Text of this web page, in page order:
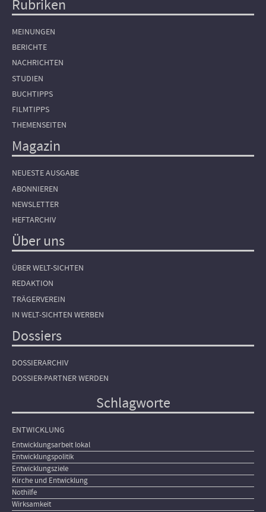
Hauptnavigation
Rubriken
MEINUNGEN
BERICHTE
NACHRICHTEN
STUDIEN
BUCHTIPPS
FILMTIPPS
THEMENSEITEN
Magazin
NEUESTE AUSGABE
ABONNIEREN
NEWSLETTER
HEFTARCHIV
Über uns
ÜBER WELT-SICHTEN
REDAKTION
TRÄGERVEREIN
IN WELT-SICHTEN WERBEN
Dossiers
DOSSIERARCHIV
DOSSIER-PARTNER WERDEN
Schlagworte
ENTWICKLUNG
Entwicklungsarbeit lokal
Entwicklungspolitik
Entwicklungsziele
Kirche und Entwicklung
Nothilfe
Wirksamkeit